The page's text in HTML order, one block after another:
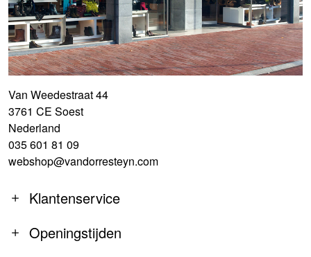
Van Weedestraat 44
3761 CE Soest
Nederland
035 601 81 09
webshop@vandorresteyn.com
Klantenservice
Openingstijden